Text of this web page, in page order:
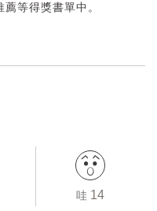
等得獎書單中。
哇 14